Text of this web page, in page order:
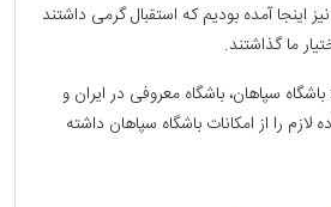
سال پیش نیز اینجا آمده بودیم که استقبال گرمی داشتند
ما گذاشتند.
سپاهان، باشگاه معروفی در ایران و
لازم را از امکانات باشگاه سپاهان داشته